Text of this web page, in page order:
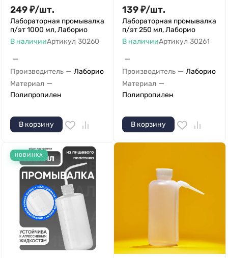
249₽/шт.
Лабораторная промывалка
п/эт 1000 мл, Лаборио
В наличииАртикул 30260
—
Производитель — Лаборио
Материал —
Полипропилен
В корзину
139₽/шт.
Лабораторная промывалка
п/эт 250 мл, Лаборио
В наличииАртикул 30261
—
Производитель — Лаборио
Материал —
Полипропилен
В корзину
НОВИНКА